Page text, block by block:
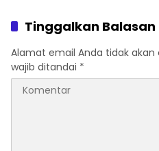
Tinggalkan Balasan
Alamat email Anda tidak akan
wajib ditandai *